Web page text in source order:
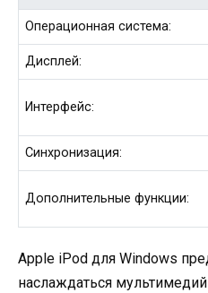
Операционная система:
Дисплей:
Интерфейс:
Синхронизация:
Дополнительные функции:
Apple iPod для Windows
наслаждаться